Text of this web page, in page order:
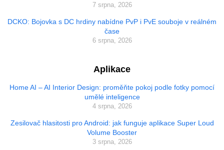
7 srpna, 2026
DCKO: Bojovka s DC hrdiny nabídne PvP i PvE souboje v reálném
čase
6 srpna, 2026
Aplikace
Home AI – AI Interior Design: proměňte pokoj podle fotky pomocí
umělé inteligence
4 srpna, 2026
Zesilovač hlasitosti pro Android: jak funguje aplikace Super Loud
Volume Booster
3 srpna, 2026